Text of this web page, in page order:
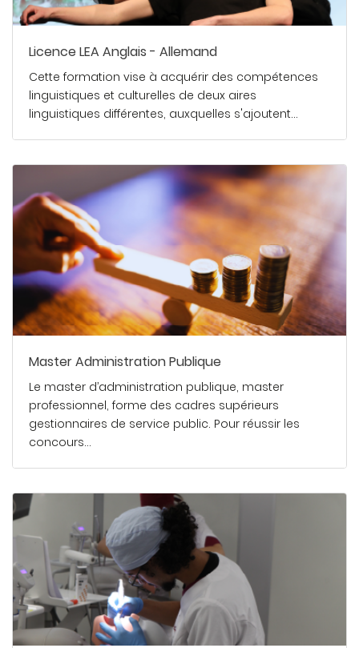
Licence LEA Anglais - Allemand
Cette formation vise à acquérir des compétences
linguistiques et culturelles de deux aires
linguistiques différentes, auxquelles s'ajoutent…
Master Administration Publique
Le master d’administration publique, master
professionnel, forme des cadres supérieurs
gestionnaires de service public. Pour réussir les
concours…